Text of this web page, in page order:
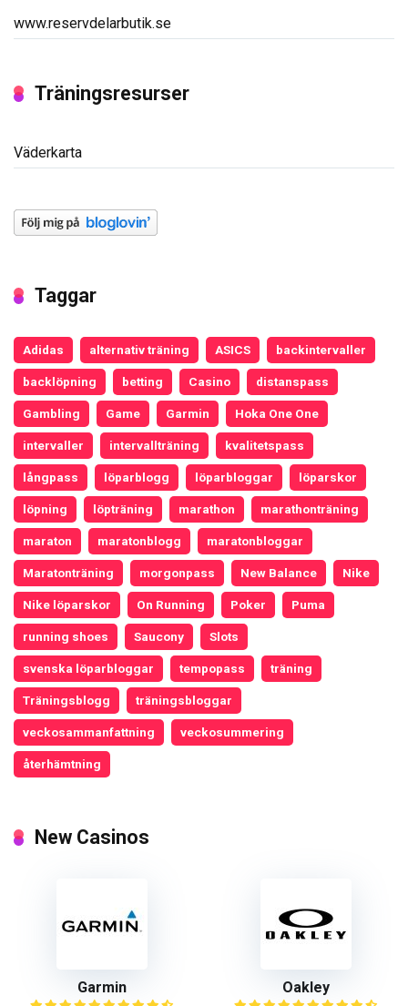
www.reservdelarbutik.se
Träningsresurser
Väderkarta
Taggar
Adidas alternativ träning ASICS backintervaller
backlöpning betting Casino distanspass
Gambling Game Garmin Hoka One One
intervaller intervallträning kvalitetspass
långpass löparblogg löparbloggar löparskor
löpning löpträning marathon marathonträning
maraton maratonblogg maratonbloggar
Maratonträning morgonpass New Balance Nike
Nike löparskor On Running Poker Puma
running shoes Saucony Slots
svenska löparbloggar tempopass träning
Träningsblogg träningsbloggar
veckosammanfattning veckosummering
återhämtning
New Casinos
Garmin Oakley